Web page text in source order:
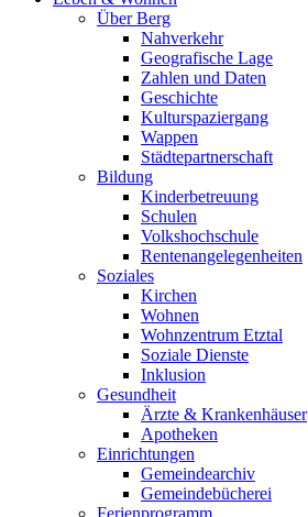
Über Berg
Nahverkehr
Geografische Lage
Zahlen und Daten
Geschichte
Kulturspaziergang
Wappen
Städtepartnerschaft
Bildung
Kinderbetreuung
Schulen
Volkshochschule
Rentenangelegenheiten
Soziales
Kirchen
Wohnen
Wohnzentrum Etztal
Soziale Dienste
Inklusion
Gesundheit
Ärzte & Krankenhäuser
Apotheken
Einrichtungen
Gemeindearchiv
Gemeindebücherei
Ferienprogramm